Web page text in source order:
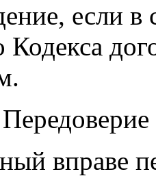
если в
Кодекса
вправе